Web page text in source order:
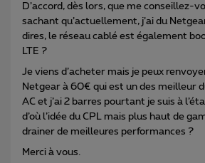
D’accord, dès lors, que me conseillez-
sachant qu’actuellement, j’ai du
dires, le réseau cablé est également
LTE ?
Je viens d’acheter mais je peux
Netgear à 60€ qui est un des meilleur
AC et j’ai 2 barres pourtant je suis à
d’où l’idée du CPL mais plus haut de
drainer de meilleures performances ?
Merci à vous.